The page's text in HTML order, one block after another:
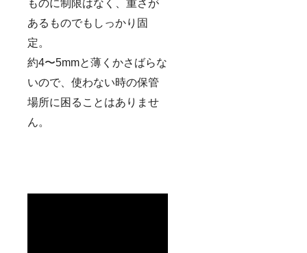
ものに制限はなく、重さが
あるものでもしっかり固
定。
約4〜5mmと薄くかさばらな
いので、使わない時の保管
場所に困ることはありませ
ん。